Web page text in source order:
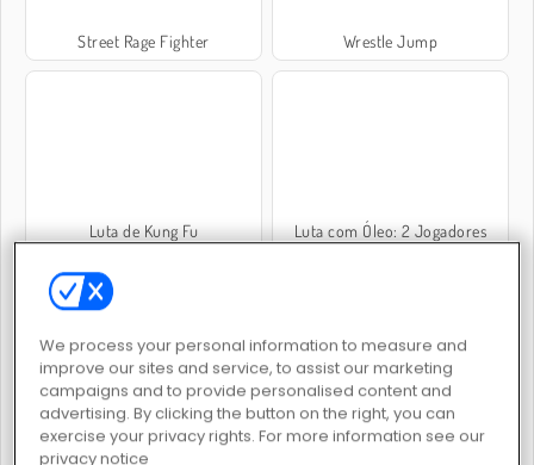
Street Rage Fighter Wrestle Jump
Luta de Kung Fu Luta com Óleo: 2 Jogadores
Atiradores de Elites dos Telhados Wrestle Physics
We process your personal information to measure and
improve our sites and service, to assist our marketing
campaigns and to provide personalised content and
advertising. By clicking the button on the right, you can
exercise your privacy rights. For more information see our
privacy notice